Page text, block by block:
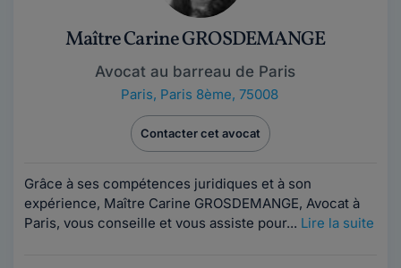
Maître Carine GROSDEMANGE
Avocat au barreau de Paris
Paris, Paris 8ème, 75008
Contacter cet avocat
Grâce à ses compétences juridiques et à son
expérience, Maître Carine GROSDEMANGE, Avocat à
Paris, vous conseille et vous assiste pour... Lire la suite